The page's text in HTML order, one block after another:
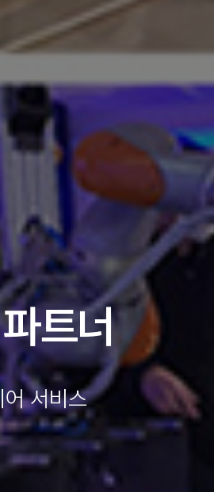
활동
서비스